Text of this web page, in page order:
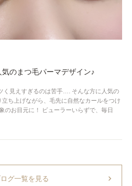
のまつ毛パーマデザイン♪
く見えすぎるのは苦手…. そんな方に人気の
ち上げながら、毛先に自然なカールをつけ
のお目元に！ ビューラーいらずで、毎日
グ一覧を見る chevron_right